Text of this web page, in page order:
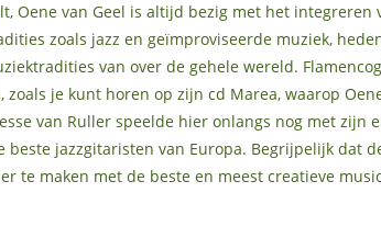
Oene van Geel is altijd bezig met het integreren
zoals jazz en geïmproviseerde muziek,
van over de gehele wereld.
je kunt horen op zijn cd Marea, waarop
van Ruller speelde hier onlangs nog met zijn
jazzgitaristen van Europa. Begrijpelijk dat
te maken met de beste en meest creatieve